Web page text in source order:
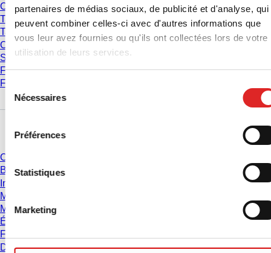
partenaires de médias sociaux, de publicité et d'analyse, qui
peuvent combiner celles-ci avec d'autres informations que
vous leur avez fournies ou qu'ils ont collectées lors de votre
utilisation de leurs services.
Sélection
Nécessaires
Préférences
Statistiques
Marketing
Conversion de la RCF
Tableaux de compatibilité Plaques PCR
Tableaux de compatibilité Pointes de pipette
Certificats de lot
Salons professionnels et Congrès
Formation en ligne
FAQ
Catalogue
Brochures
Informations utilisateur
Mode d'emploi
Manuels d'instructions
Études
Fiche de données de sécurité
Déclarations de conformité